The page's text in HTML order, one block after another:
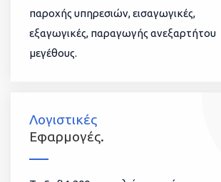
παροχής υπηρεσιών, εισαγωγικές,
εξαγωγικές, παραγωγής ανεξαρτήτου
μεγέθους.
Λογιστικές
Εφαρμογές.